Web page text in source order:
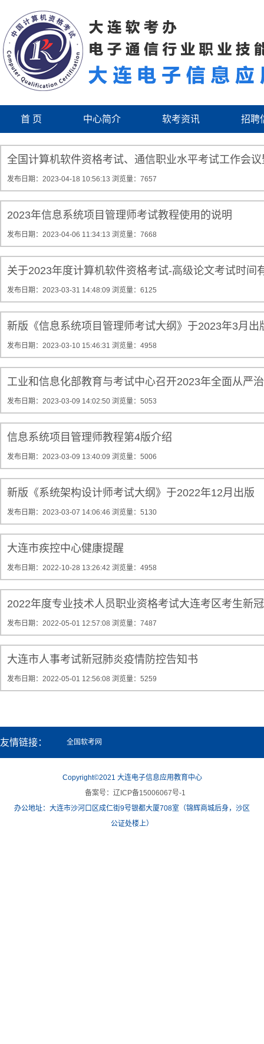
首 页 中心简介 软考资讯 招聘
全国计算机软件资格考试、通信职业水平考试工作会
发布日期：2023-04-18 10:56:13 浏览量：7657
2023年信息系统项目管理师考试教程使用的说明
发布日期：2023-04-06 11:34:13 浏览量：7668
关于2023年度计算机软件资格考试-高级论文考试时间
发布日期：2023-03-31 14:48:09 浏览量：6125
新版《信息系统项目管理师考试大纲》于2023年3月出
发布日期：2023-03-10 15:46:31 浏览量：4958
工业和信息化部教育与考试中心召开2023年全面从严
发布日期：2023-03-09 14:02:50 浏览量：5053
信息系统项目管理师教程第4版介绍
发布日期：2023-03-09 13:40:09 浏览量：5006
新版《系统架构设计师考试大纲》于2022年12月出版
发布日期：2023-03-07 14:06:46 浏览量：5130
大连市疾控中心健康提醒
发布日期：2022-10-28 13:26:42 浏览量：4958
2022年度专业技术人员职业资格考试大连考区考生新
发布日期：2022-05-01 12:57:08 浏览量：7487
大连市人事考试新冠肺炎疫情防控告知书
发布日期：2022-05-01 12:56:08 浏览量：5259
友情链接： 全国软考网
Copyright©2021 大连电子信息应用教育中心
备案号：辽ICP备15006067号-1
办公地址：大连市沙河口区成仁街9号银都大厦708室（锦辉商城后身，沙区
公证处楼上）